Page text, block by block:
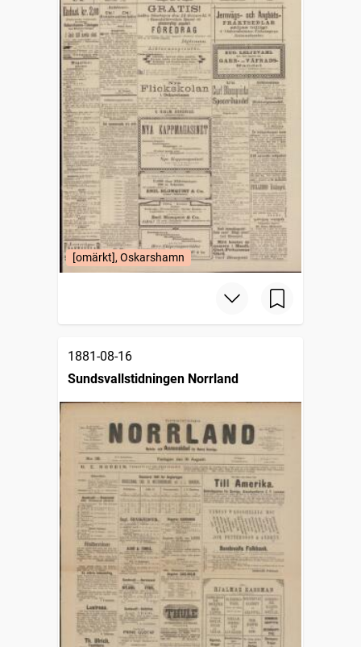
[omärkt], Oskarshamn
1881-08-16
Sundsvallstidningen Norrland